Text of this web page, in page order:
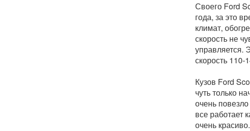
Своего Ford
года, за это
климат,
скорость не
управляется.
скорость
Кузов Ford
чуть только
очень
все работает
очень